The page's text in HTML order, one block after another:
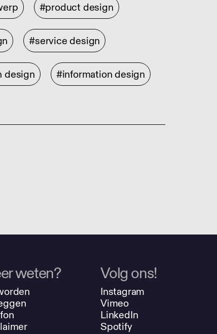
#product design
#service design
design #information design
weten? Volg ons!
Instagram
Vimeo
LinkedIn
Spotify